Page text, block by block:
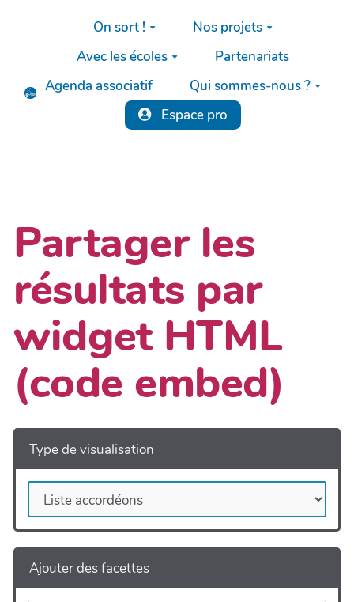
Aller au contenu principal
On sort !
Nos projets
Avec les écoles
Partenariats
Agenda associatif
Qui sommes-nous ?
Espace pro
Partager les
résultats par
widget HTML
(code embed)
Type de visualisation
Ajouter des facettes